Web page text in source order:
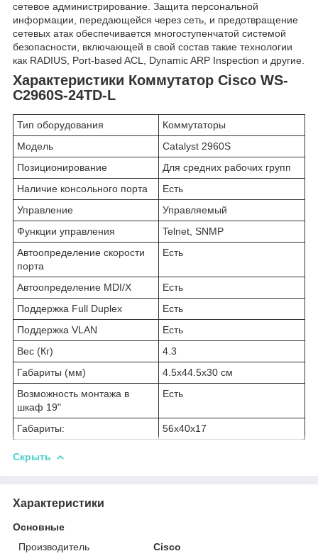
сетевое администрирование. Защита персональной
информации, передающейся через сеть, и предотвращение
сетевых атак обеспечивается многоступенчатой системой
безопасности, включающей в свой состав такие технологии
как RADIUS, Port-based ACL, Dynamic ARP Inspection и другие.
Характеристики Коммутатор Cisco WS-
C2960S-24TD-L
Тип оборудования
Коммутаторы
Модель
Catalyst 2960S
Позиционирование
Для средних рабочих групп
Наличие консольного порта
Есть
Управление
Управляемый
Функции управления
Telnet, SNMP
Автоопределение скорости
порта
Есть
Автоопределение MDI/X
Есть
Поддержка Full Duplex
Есть
Поддержка VLAN
Есть
Вес (Кг)
4.3
Габариты (мм)
4.5x44.5x30 см
Возможность монтажа в
шкаф 19"
Есть
Габариты: 56x40x17
Скрыть
Характеристики
Основные
Производитель
Cisco